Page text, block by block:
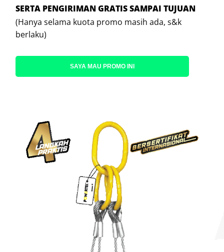
SERTA PENGIRIMAN GRATIS SAMPAI TUJUAN
(Hanya selama kuota promo masih ada, s&k
berlaku)
SAYA MAU PROMO INI